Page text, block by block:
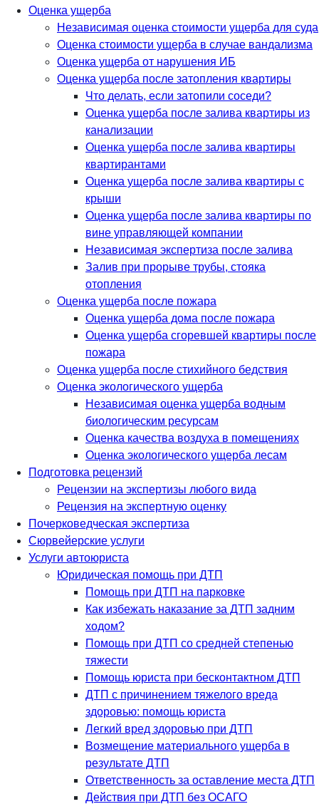
Оценка ущерба
Независимая оценка стоимости ущерба для суда
Оценка стоимости ущерба в случае вандализма
Оценка ущерба от нарушения ИБ
Оценка ущерба после затопления квартиры
Что делать, если затопили соседи?
Оценка ущерба после залива квартиры из
канализации
Оценка ущерба после залива квартиры
квартирантами
Оценка ущерба после залива квартиры с
крыши
Оценка ущерба после залива квартиры по
вине управляющей компании
Независимая экспертиза после залива
Залив при прорыве трубы, стояка
отопления
Оценка ущерба после пожара
Оценка ущерба дома после пожара
Оценка ущерба сгоревшей квартиры после
пожара
Оценка ущерба после стихийного бедствия
Оценка экологического ущерба
Независимая оценка ущерба водным
биологическим ресурсам
Оценка качества воздуха в помещениях
Оценка экологического ущерба лесам
Подготовка рецензий
Рецензии на экспертизы любого вида
Рецензия на экспертную оценку
Почерковедческая экспертиза
Сюрвейерские услуги
Услуги автоюриста
Юридическая помощь при ДТП
Помощь при ДТП на парковке
Как избежать наказание за ДТП задним
ходом?
Помощь при ДТП со средней степенью
тяжести
Помощь юриста при бесконтактном ДТП
ДТП с причинением тяжелого вреда
здоровью: помощь юриста
Легкий вред здоровью при ДТП
Возмещение материального ущерба в
результате ДТП
Ответственность за оставление места ДТП
Действия при ДТП без ОСАГО